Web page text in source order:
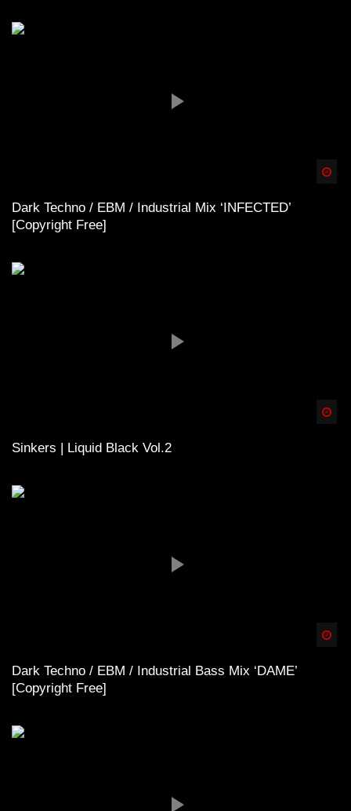
Dark Techno / EBM / Industrial Mix ‘INFECTED’
[Copyright Free]
Sinkers | Liquid Black Vol.2
Dark Techno / EBM / Industrial Bass Mix ‘DAME’
[Copyright Free]